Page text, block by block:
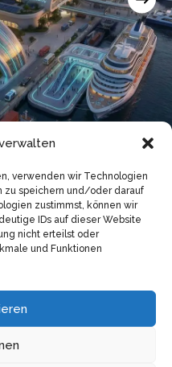
verwenden wir Technologien
zu speichern und/oder darauf
zustimmst, können wir
IDs auf dieser Website
nicht erteilst oder
und Funktionen